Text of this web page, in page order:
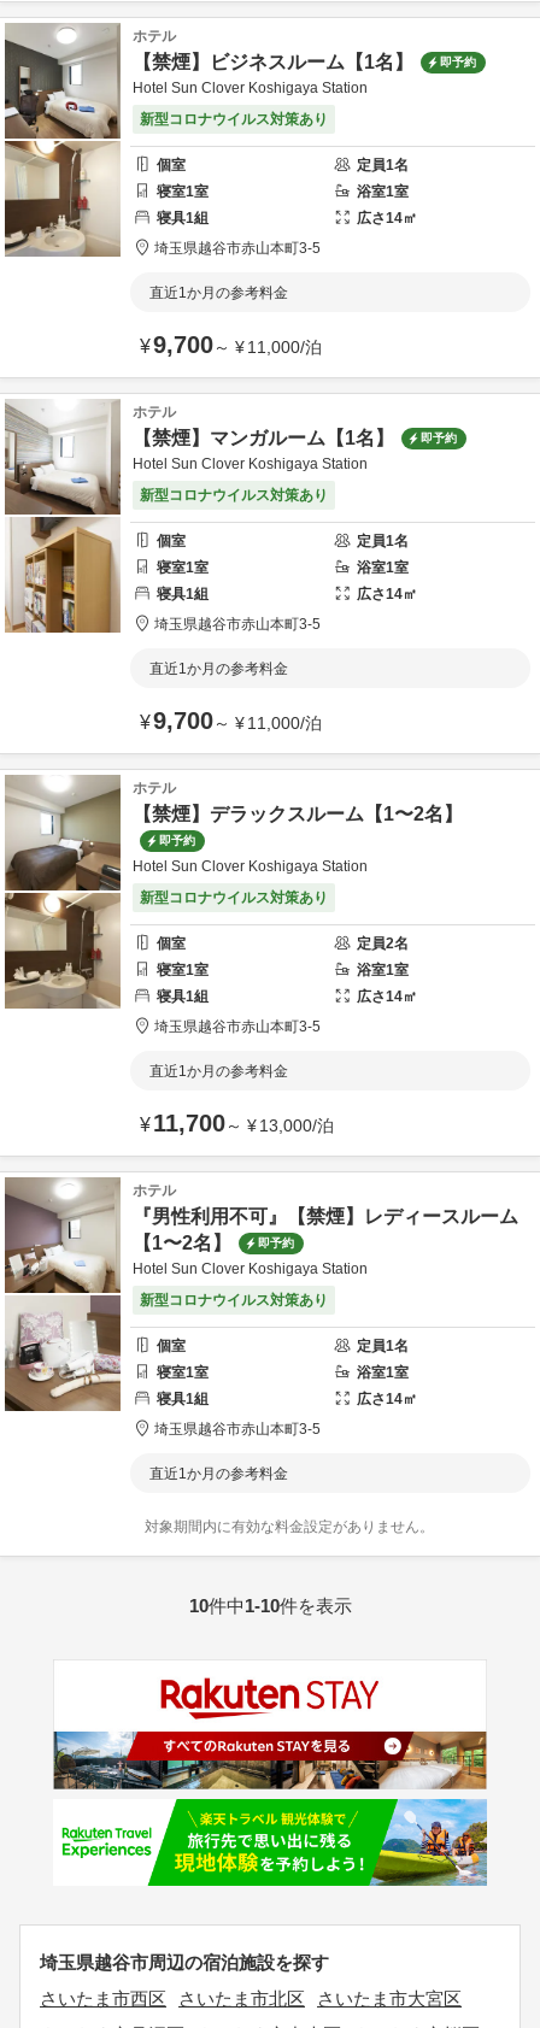
ホテル
【禁煙】ビジネスルーム【1名】 即予約
Hotel Sun Clover Koshigaya Station
新型コロナウイルス対策あり
個室 定員1名
寝室1室 浴室1室
寝具1組 広さ14㎡
埼玉県越谷市赤山本町3-5
直近1か月の参考料金
¥9,700～ ¥11,000/泊
ホテル
【禁煙】マンガルーム【1名】 即予約
Hotel Sun Clover Koshigaya Station
新型コロナウイルス対策あり
個室 定員1名
寝室1室 浴室1室
寝具1組 広さ14㎡
埼玉県越谷市赤山本町3-5
直近1か月の参考料金
¥9,700～ ¥11,000/泊
ホテル
【禁煙】デラックスルーム【1〜2名】
即予約
Hotel Sun Clover Koshigaya Station
新型コロナウイルス対策あり
個室 定員2名
寝室1室 浴室1室
寝具1組 広さ14㎡
埼玉県越谷市赤山本町3-5
直近1か月の参考料金
¥11,700～ ¥13,000/泊
ホテル
『男性利用不可』【禁煙】レディースルーム
【1〜2名】
即予約
Hotel Sun Clover Koshigaya Station
新型コロナウイルス対策あり
個室 定員1名
寝室1室 浴室1室
寝具1組 広さ14㎡
埼玉県越谷市赤山本町3-5
直近1か月の参考料金
対象期間内に有効な料金設定がありません。
10件中1-10件を表示
埼玉県越谷市周辺の宿泊施設を探す
さいたま市西区
さいたま市北区
さいたま市大宮区